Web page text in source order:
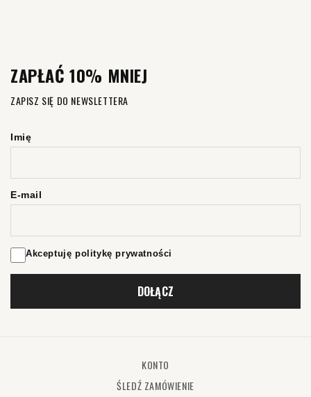
ZAPŁAĆ 10% MNIEJ
ZAPISZ SIĘ DO NEWSLETTERA
Imię
E-mail
Akceptuję politykę prywatności
DOŁĄCZ
KONTO
ŚLEDŹ ZAMÓWIENIE